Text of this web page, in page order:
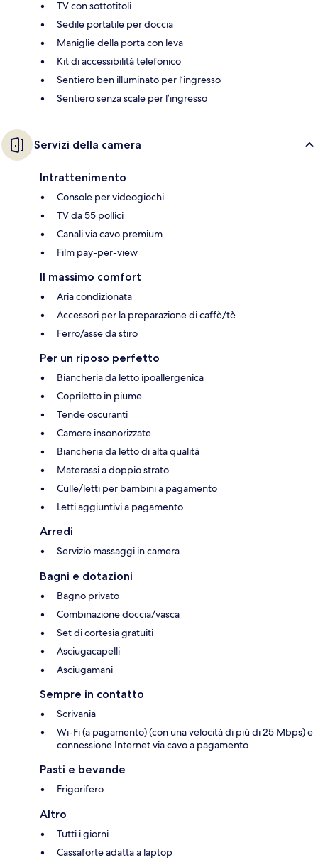
TV con sottotitoli
Sedile portatile per doccia
Maniglie della porta con leva
Kit di accessibilità telefonico
Sentiero ben illuminato per l’ingresso
Sentiero senza scale per l’ingresso
Servizi della camera
Intrattenimento
Console per videogiochi
TV da 55 pollici
Canali via cavo premium
Film pay-per-view
Il massimo comfort
Aria condizionata
Accessori per la preparazione di caffè/tè
Ferro/asse da stiro
Per un riposo perfetto
Biancheria da letto ipoallergenica
Copriletto in piume
Tende oscuranti
Camere insonorizzate
Biancheria da letto di alta qualità
Materassi a doppio strato
Culle/letti per bambini a pagamento
Letti aggiuntivi a pagamento
Arredi
Servizio massaggi in camera
Bagni e dotazioni
Bagno privato
Combinazione doccia/vasca
Set di cortesia gratuiti
Asciugacapelli
Asciugamani
Sempre in contatto
Scrivania
Wi-Fi (a pagamento) (con una velocità di più di 25 Mbps) e
connessione Internet via cavo a pagamento
Pasti e bevande
Frigorifero
Altro
Tutti i giorni
Cassaforte adatta a laptop